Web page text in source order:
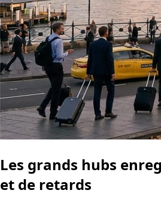
Les grands hubs
et de retards